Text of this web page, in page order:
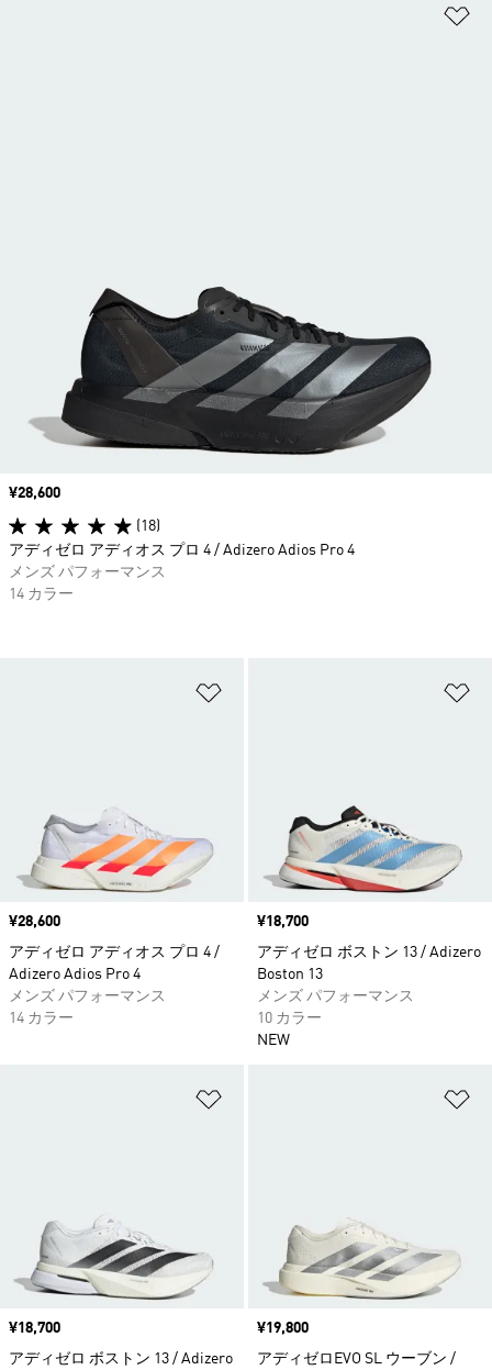
価格
¥28,600
アディゼロ アディオス プロ 4 /
Adizero Adios Pro 4
メンズ パフォーマンス
14 カラー
価格
¥18,700
アディゼロ ボストン 13 / Adizero
Boston 13
メンズ パフォーマンス
10 カラー
NEW
価格
¥18,700
アディゼロ ボストン 13 / Adizero
価格
¥19,800
アディゼロEVO SL ウーブン /
価格
¥28,600
(18)
アディゼロ アディオス プロ 4 / Adizero Adios Pro 4
メンズ パフォーマンス
14 カラー